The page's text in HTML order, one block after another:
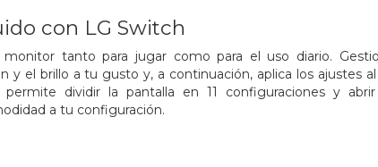
con LG Switch
tanto para jugar como para el uso diario.
y el brillo a tu gusto y, a continuación, aplica los ajustes
dividir la pantalla en 11 configuraciones y
a tu configuración.